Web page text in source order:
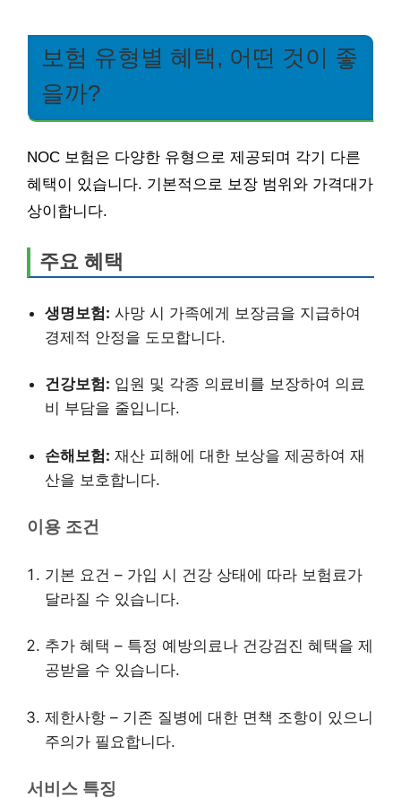
보험 유형별 혜택, 어떤 것이 좋
을까?
NOC 보험은 다양한 유형으로 제공되며 각기 다른
혜택이 있습니다. 기본적으로 보장 범위와 가격대가
상이합니다.
주요 혜택
생명보험: 사망 시 가족에게 보장금을 지급하여
경제적 안정을 도모합니다.
건강보험: 입원 및 각종 의료비를 보장하여 의료
비 부담을 줄입니다.
손해보험: 재산 피해에 대한 보상을 제공하여 재
산을 보호합니다.
이용 조건
기본 요건 – 가입 시 건강 상태에 따라 보험료가
달라질 수 있습니다.
추가 혜택 – 특정 예방의료나 건강검진 혜택을 제
공받을 수 있습니다.
제한사항 – 기존 질병에 대한 면책 조항이 있으니
주의가 필요합니다.
서비스 특징